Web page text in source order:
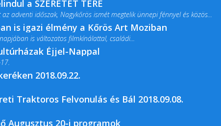
a SZERETET TERE
adventi időszak, Nagykőrös ismét megtelik ünnepi fénnyel és közös...
is igazi élmény a Kőrös Art Moziban
is változatos filmkínálattal, családi...
Éjjel-Nappal
programokkal várja a Csemői Községi Könyvtár és...
2018.09.22.
Traktoros Felvonulás és Bál 2018.09.08.
Augusztus 20-i programok